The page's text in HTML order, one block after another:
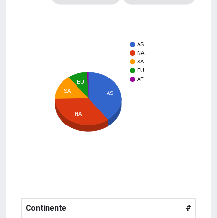
AS
NA
SA
EU
AF
AS
EU
SA
NA
Continente #